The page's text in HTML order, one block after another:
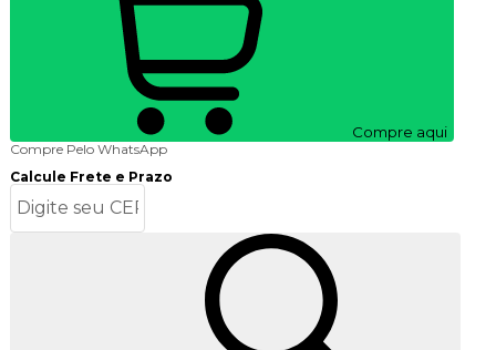
Compre aqui
Compre Pelo WhatsApp
Calcule Frete e Prazo